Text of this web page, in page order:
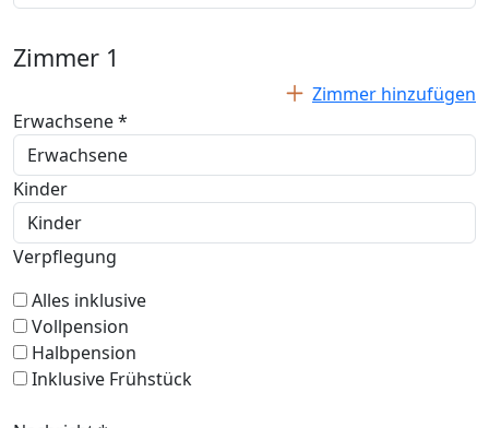
Zimmer 1
Zimmer hinzufügen
Erwachsene *
Kinder
Verpflegung
Alles inklusive
Vollpension
Halbpension
Inklusive Frühstück